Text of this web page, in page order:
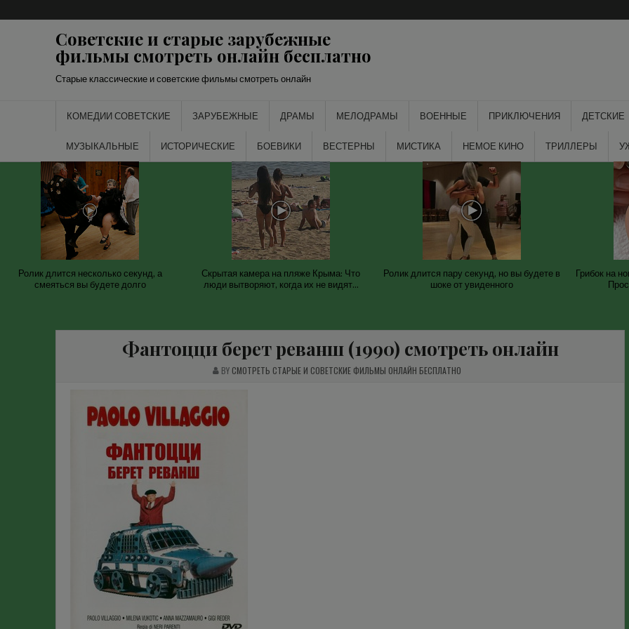
к
содержимомуСоветские и старые зарубежные
фильмы смотреть онлайн бесплатно
Старые классические и советские фильмы смотреть онлайн
КОМЕДИИ СОВЕТСКИЕ ЗАРУБЕЖНЫЕ ДРАМЫ МЕЛОДРАМЫ ВОЕННЫЕ ПРИКЛЮЧЕНИЯ ДЕТСКИЕ
МУЗЫКАЛЬНЫЕ ИСТОРИЧЕСКИЕ БОЕВИКИ ВЕСТЕРНЫ МИСТИКА НЕМОЕ КИНО ТРИЛЛЕРЫ
Ролик длится несколько секунд, а
смеяться вы будете долго
Скрытая камера на пляже Крыма: Что
люди вытворяют, когда их не видят...
Ролик длится пару секунд, но вы будете в
шоке от увиденного
Грибок на
Фантоцци берет реванш (1990) смотреть онлайн
BY СМОТРЕТЬ СТАРЫЕ И СОВЕТСКИЕ ФИЛЬМЫ ОНЛАЙН БЕСПЛАТНО